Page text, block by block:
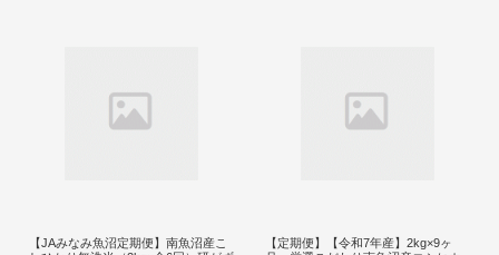
【JAみなみ魚沼定期便】南魚沼産こ
【定期便】【令和7年産】2kg×9ヶ